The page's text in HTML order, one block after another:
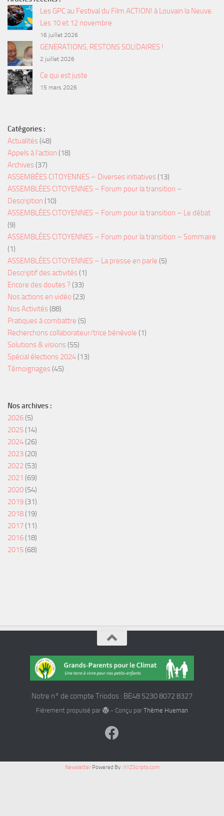
Les GPC au Festival du Film ACTION! à Louvain la Neuve.
Les 10 et 12 novembre
16 juillet 2026
GENERATIONS, RESTONS SOLIDAIRES !
2 juillet 2026
Ce qui est juste
15 mars 2026
Catégories :
Actualités (48)
Appels à l'action (18)
Archives (37)
ASSEMBÉES CITOYENNES – Diverses initiatives (13)
ASSEMBLÉES CITOYENNES – Forum pour la transition –
Description (10)
ASSEMBLÉES CITOYENNES – Forum pour la transition – Le débat
(9)
ASSEMBLÉES CITOYENNES – Forum pour la transition – Sommaire
(1)
ASSEMBLÉES CITOYENNES – La presse en parle (5)
Descriptif des activités (1)
Encore des doutes ? (33)
Nos actions en vidéo (23)
Nos Activités (88)
Pratiques à combattre (5)
Recherchons collaborateur/trice bénévole (1)
Solutions & visions (55)
Spécial élections 2024 (13)
Témoignages (45)
Nos archives :
2026 (5)
2025 (14)
2024 (26)
2023 (20)
2022 (53)
2021 (69)
2020 (54)
2019 (31)
2018 (19)
2017 (11)
2016 (18)
2015 (68)
Notre n° de compte Triodos : BE48 5230 8072 8327
Fièrement propulsé par - Conçu par Thème Hueman
NewsletterPowered By :XYZScripts.com